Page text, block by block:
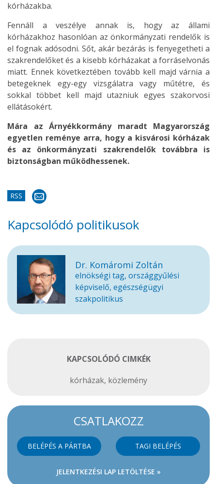
kórházakba.
Fennáll a veszélye annak is, hogy az állami
kórházakhoz hasonlóan az önkormányzati rendelők is
el fognak adósodni. Sőt, akár bezárás is fenyegetheti a
szakrendelőket és a kisebb kórházakat a forráselvonás
miatt. Ennek következtében tovább kell majd várnia a
betegeknek egy-egy vizsgálatra vagy műtétre, és
sokkal többet kell majd utazniuk egyes szakorvosi
ellátásokért.
Mára az Árnyékkormány maradt Magyarország
egyetlen reménye arra, hogy a kisvárosi kórházak
és az önkormányzati szakrendelők továbbra is
biztonságban működhessenek.
RSS
Kapcsolódó politikusok
Dr. Komáromi Zoltán
elnökségi tag, országgyűlési
képviselő, egészségügyi
szakpolitikus
KAPCSOLÓDÓ CIMKÉK
kórházak, közlemény
CSATLAKOZZ
BELÉPÉS A PÁRTBA TAGI BELÉPÉS
JELENTKEZÉSI LAP LETÖLTÉSE »